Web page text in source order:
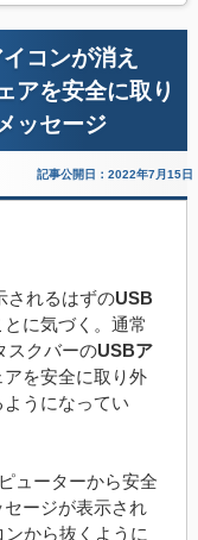
コンが消え
アを安全に取り
ッセージ
記事公開日：2022年7月15日
されるはずのUSB
に気づく。通常
スクバーのUSBア
を安全に取り外
うになってい
ューターから安全
ージが表示され
から抜くように